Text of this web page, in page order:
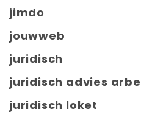
jimdo
jouwweb
juridisch
juridisch advies
juridisch loket